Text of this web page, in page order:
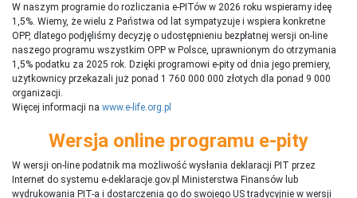
W naszym programie do rozliczania e-PITów w 2026 roku wspieramy ideę
1,5%. Wiemy, że wielu z Państwa od lat sympatyzuje i wspiera konkretne
OPP, dlatego podjęliśmy decyzję o udostępnieniu bezpłatnej wersji on-line
naszego programu wszystkim OPP w Polsce, uprawnionym do otrzymania
1,5% podatku za 2025 rok. Dzięki programowi e-pity od dnia jego premiery,
użytkownicy przekazali już ponad 1 760 000 000 złotych dla ponad 9 000
organizacji.
Więcej informacji na www.e-life.org.pl
Wersja online programu e-pity
W wersji on-line podatnik ma możliwość wysłania deklaracji PIT przez
Internet do systemu e-deklaracje.gov.pl Ministerstwa Finansów lub
wydrukowania PIT-a i dostarczenia go do swojego US tradycyjnie w wersji